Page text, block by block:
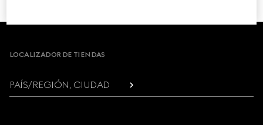
Footer
LOCALIZADOR DE TIENDAS
PAÍS/REGIÓN, CIUDAD